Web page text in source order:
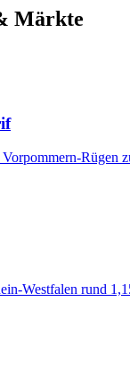
Märkte
Rügen
Westfalen rund